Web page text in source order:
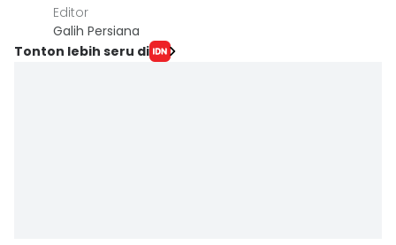
Editor
Galih Persiana
Tonton lebih seru di